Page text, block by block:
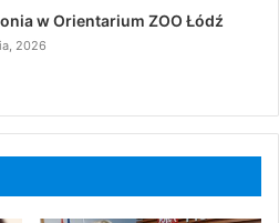
w Orientarium ZOO Łódź
2026